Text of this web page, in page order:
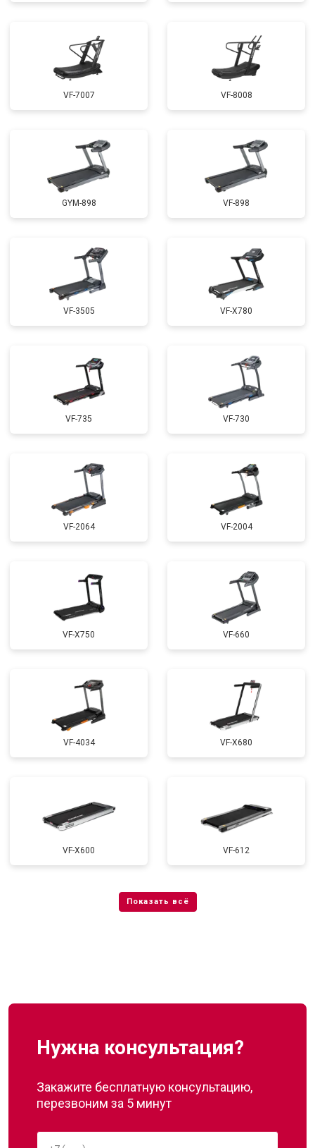
VF-7007 VF-8008
GYM-898 VF-898
VF-3505 VF-X780
VF-735 VF-730
VF-2064 VF-2004
VF-X750 VF-660
VF-4034 VF-X680
VF-X600 VF-612
Нужна консультация?
Закажите бесплатную консультацию,
перезвоним за 5 минут